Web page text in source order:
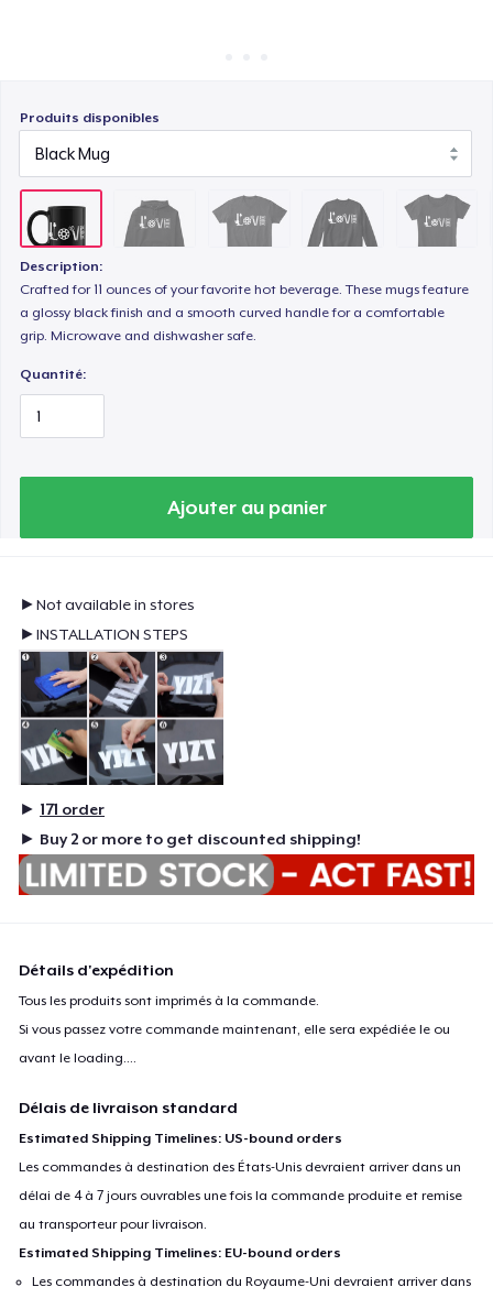
Produits disponibles
Description:
Crafted for 11 ounces of your favorite hot beverage. These mugs feature
a glossy black finish and a smooth curved handle for a comfortable
grip. Microwave and dishwasher safe.
Quantité:
Ajouter au panier
►Not available in stores
►INSTALLATION STEPS
► 171 order
► Buy 2 or more to get discounted shipping!
Détails d'expédition
Tous les produits sont imprimés à la commande.
Si vous passez votre commande maintenant, elle sera expédiée le ou
avant leloading....
Délais de livraison standard
Estimated Shipping Timelines: US-bound orders
Les commandes à destination des États-Unis devraient arriver dans un
délai de 4 à 7 jours ouvrables une fois la commande produite et remise
au transporteur pour livraison.
Estimated Shipping Timelines: EU-bound orders
Les commandes à destination du Royaume-Uni devraient arriver dans
Women's Flowy Tank Top
Classic Long Sleeve Tee